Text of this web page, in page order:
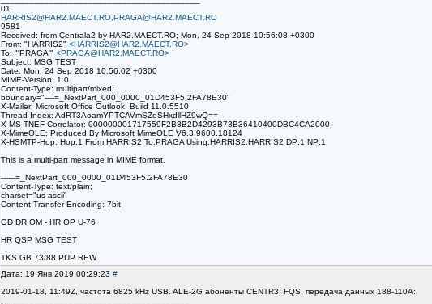
01
HARRIS2@HAR2.MAECT.RO,PRAGA@HAR2.MAECT.RO
9581
Received: from Centrala2 by HAR2.MAECT.RO; Mon, 24 Sep 2018 10:56:03 +0300
From: "HARRIS2" <HARRIS2@HAR2.MAECT.RO>
To: "'PRAGA'" <PRAGA@HAR2.MAECT.RO>
Subject: MSG TEST
Date: Mon, 24 Sep 2018 10:56:02 +0300
MIME-Version: 1.0
Content-Type: multipart/mixed;
boundary="----=_NextPart_000_0000_01D453F5.2FA78E30"
X-Mailer: Microsoft Office Outlook, Build 11.0.5510
Thread-Index: AdRT3AoamYPTCAVmSZeSHxdllHZ9wQ==
X-MS-TNEF-Correlator: 000000001717559F2B3B2D4293B73B36410400DBC4CA2000
X-MimeOLE: Produced By Microsoft MimeOLE V6.3.9600.18124
X-HSMTP-Hop: Hop:1 From:HARRIS2 To:PRAGA Using:HARRIS2.HARRIS2 DP:1 NP:1
This is a multi-part message in MIME format.
------=_NextPart_000_0000_01D453F5.2FA78E30
Content-Type: text/plain;
charset="us-ascii"
Content-Transfer-Encoding: 7bit
GD DR OM - HR OP U-76
HR QSP MSG TEST
TKS GB 73/88 PUP REW
Дата: 19 Янв 2019 00:29:23 #
2019-01-18, 11:49Z, частота 6825 kHz USB. ALE-2G абоненты CENTR3, FQS, передача данных 188-110A: